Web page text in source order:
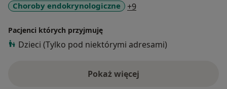
Choroby endokrynologiczne
+9a11y_sr_more_diseases
Pacjenci których przyjmuję
Dzieci (Tylko pod niektórymi adresami)
Pokaż więcejo doświadczeniu